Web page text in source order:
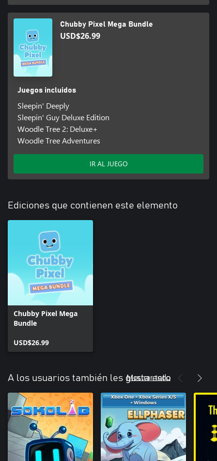
Chubby Pixel Mega Bundle
USD$26.99
Juegos incluidos
Sleepin' Deeply
Sleepin' Guy Deluxe Edition
Woodle Tree 2: Deluxe+
Woodle Tree Adventures
IR AL JUEGO
Ediciones que contienen este elemento
Chubby Pixel Mega
Bundle
USD$26.99
A los usuarios también les gusta esto
Mostrar todo